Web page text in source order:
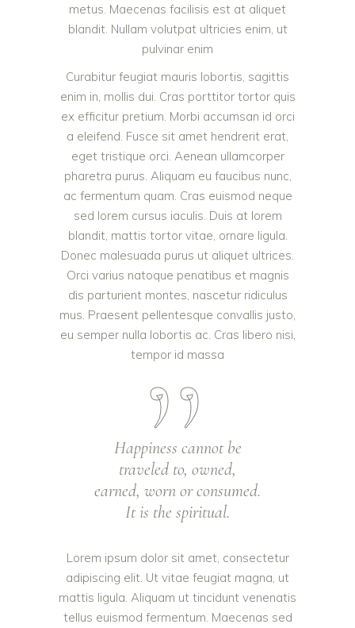
metus. Maecenas facilisis est at aliquet
blandit. Nullam volutpat ultricies enim, ut
pulvinar enim
Curabitur feugiat mauris lobortis, sagittis
enim in, mollis dui. Cras porttitor tortor quis
ex efficitur pretium. Morbi accumsan id orci
a eleifend. Fusce sit amet hendrerit erat,
eget tristique orci. Aenean ullamcorper
pharetra purus. Aliquam eu faucibus nunc,
ac fermentum quam. Cras euismod neque
sed lorem cursus iaculis. Duis at lorem
blandit, mattis tortor vitae, ornare ligula.
Donec malesuada purus ut aliquet ultrices.
Orci varius natoque penatibus et magnis
dis parturient montes, nascetur ridiculus
mus. Praesent pellentesque convallis justo,
eu semper nulla lobortis ac. Cras libero nisi,
tempor id massa
Happiness cannot be
traveled to, owned,
earned, worn or consumed.
It is the spiritual.
Lorem ipsum dolor sit amet, consectetur
adipiscing elit. Ut vitae feugiat magna, ut
mattis ligula. Aliquam ut tincidunt venenatis
tellus euismod fermentum. Maecenas sed